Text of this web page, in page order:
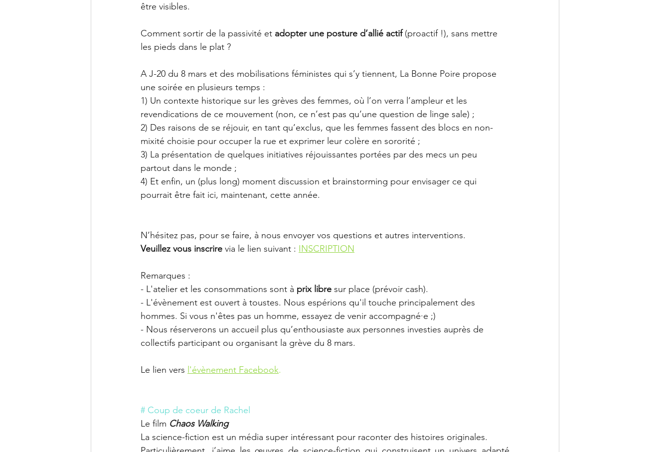
être visibles.
Comment sortir de la passivité et adopter une posture d’allié actif (proactif !), sans mettre
les pieds dans le plat ?
A J-20 du 8 mars et des mobilisations féministes qui s’y tiennent, La Bonne Poire propose
une soirée en plusieurs temps :
1) Un contexte historique sur les grèves des femmes, où l’on verra l’ampleur et les
revendications de ce mouvement (non, ce n’est pas qu’une question de linge sale) ;
2) Des raisons de se réjouir, en tant qu’exclus, que les femmes fassent des blocs en non-
mixité choisie pour occuper la rue et exprimer leur colère en sororité ;
3) La présentation de quelques initiatives réjouissantes portées par des mecs un peu
partout dans le monde ;
4) Et enfin, un (plus long) moment discussion et brainstorming pour envisager ce qui
pourrait être fait ici, maintenant, cette année.
N’hésitez pas, pour se faire, à nous envoyer vos questions et autres interventions.
Veuillez vous inscrire via le lien suivant : INSCRIPTION
Remarques :
- L'atelier et les consommations sont à prix libre sur place (prévoir cash).
- L'évènement est ouvert à toustes. Nous espérions qu'il touche principalement des
hommes. Si vous n'êtes pas un homme, essayez de venir accompagné·e ;)
- Nous réserverons un accueil plus qu’enthousiaste aux personnes investies auprès de
collectifs participant ou organisant la grève du 8 mars.
Le lien vers l'évènement Facebook.
# Coup de coeur de Rachel
Le film Chaos Walking
La science-fiction est un média super intéressant pour raconter des histoires originales.